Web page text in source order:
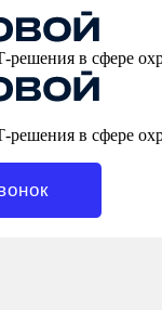
в сфере
в сфере